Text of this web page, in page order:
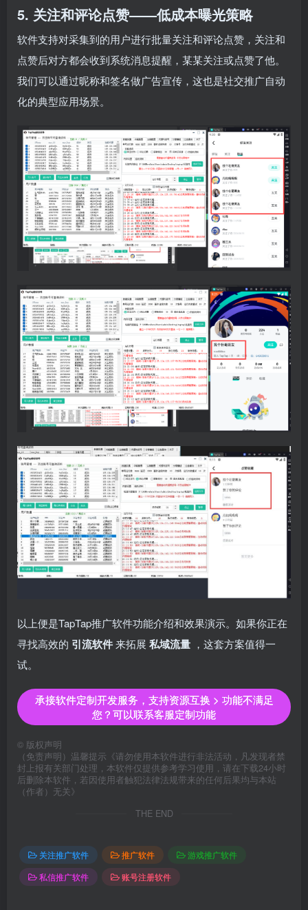
5. 关注和评论点赞——低成本曝光策略
软件支持对采集到的用户进行批量关注和评论点赞，关注和
点赞后对方都会收到系统消息提醒，某某关注或点赞了他。
我们可以通过昵称和签名做广告宣传，这也是社交推广自动
化的典型应用场景。
以上便是TapTap推广软件功能介绍和效果演示。如果你正在
寻找高效的 引流软件来拓展 私域流量 ，这套方案值得一
试。
承接软件定制开发服务，支持资源互换 > 功能不满足
您？可以联系客服定制功能
© 版权声明
（免责声明）温馨提示《请勿使用本软件进行非法活动，凡发现者禁
封上报有关部门处理，本软件仅提供参考学习使用，请在下载24小时
后删除本软件，若因使用者触犯法律法规带来的任何后果均与本站
（作者）无关》
THE END
关注推广软件 推广软件
游戏推广软件
私信推广软件
账号注册软件